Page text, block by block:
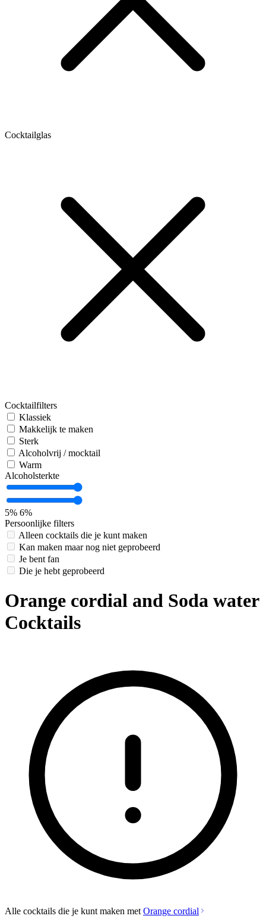
Cocktailglas
Cocktailfilters
Klassiek
Makkelijk te maken
Sterk
Alcoholvrij / mocktail
Warm
Alcoholsterkte
5% 6%
Persoonlijke filters
Alleen cocktails die je kunt maken
Kan maken maar nog niet geprobeerd
Je bent fan
Die je hebt geprobeerd
Orange cordial and Soda water
Cocktails
Alle cocktails die je kunt maken met Orange cordial